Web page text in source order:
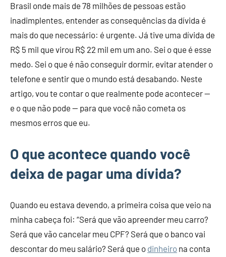
Brasil onde mais de 78 milhões de pessoas estão
inadimplentes, entender as consequências da dívida é
mais do que necessário: é urgente. Já tive uma dívida de
R$ 5 mil que virou R$ 22 mil em um ano. Sei o que é esse
medo. Sei o que é não conseguir dormir, evitar atender o
telefone e sentir que o mundo está desabando. Neste
artigo, vou te contar o que realmente pode acontecer —
e o que não pode — para que você não cometa os
mesmos erros que eu.
O que acontece quando você
deixa de pagar uma dívida?
Quando eu estava devendo, a primeira coisa que veio na
minha cabeça foi: “Será que vão apreender meu carro?
Será que vão cancelar meu CPF? Será que o banco vai
descontar do meu salário? Será que o dinheiro na conta